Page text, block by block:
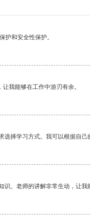
护和安全性保护。
我能够在工作中游刃有余。
择学习方式。我可以根据自己
。老师的讲解非常生动，让我